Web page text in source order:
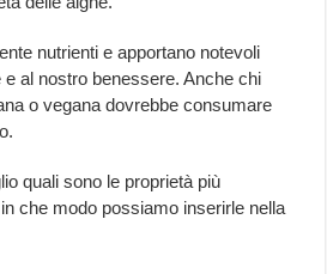
nutrienti e apportano notevoli
al nostro benessere. Anche chi
o vegana dovrebbe consumare
quali sono le proprietà più
che modo possiamo inserirle nella